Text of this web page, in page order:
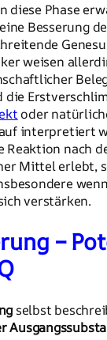
diese Phase
Besserung
weisen
oder
interpretiert
Reaktion nach
Mittel erlebt,
verstärken.
–
selbst